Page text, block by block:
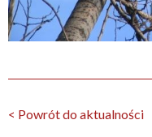
< Powrót do aktualności